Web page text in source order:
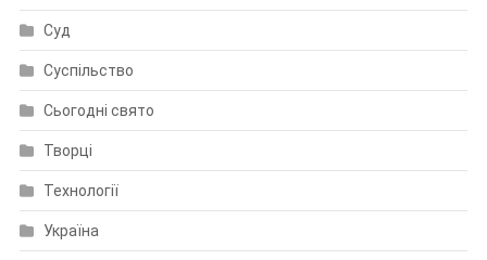
Суд
Суспільство
Сьогодні свято
Творці
Технології
Україна